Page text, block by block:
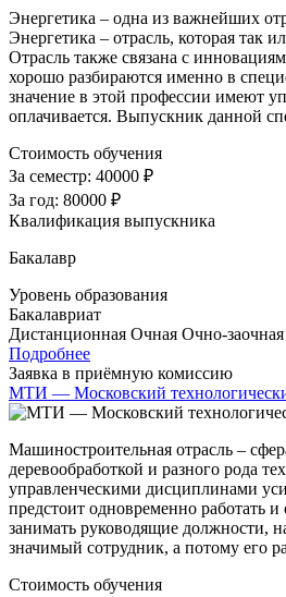
Энергетика – одна из важнейших
Энергетика – отрасль, которая так
Отрасль также связана с
хорошо разбираются именно в
значение в этой профессии имеют
оплачивается. Выпускник данной
Стоимость обучения
За семестр: 40000 ₽
За год: 80000 ₽
Квалификация выпускника
Бакалавр
Уровень образования
Бакалавриат
Дистанционная Очная Очно-заочная
Подробнее
Заявка в приёмную комиссию
МТИ — Московский
Машиностроительная отрасль –
деревообработкой и разного рода
управленческими дисциплинами
предстоит одновременно работать
занимать руководящие должности,
значимый сотрудник, а потому его
Стоимость обучения